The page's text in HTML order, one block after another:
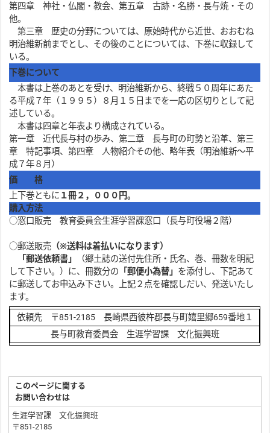
第四章 神社・仏閣・教会、第五章 古跡・名勝・長与焼・その
他。
第三章 歴史の分野については、原始時代から近世、おおむね
明治維新前までとし、その後のことについては、下巻に収録して
いる。
下巻について
本書は上巻のあとを受け、明治維新から、終戦５０周年にあた
る平成７年（１９９５）８月１５日までを一応の区切りとして記
述している。
本書は四章と年表より構成されている。
第一章 近代長与村の歩み、第二章 長与町の町勢と沿革、第三
章 特記事項、第四章 人物紹介その他、略年表（明治維新〜平
成７年８月）
価 格
上下巻ともに １冊２，０００円。
購入方法
○窓口販売 教育委員会生涯学習課窓口（長与町役場２階）
○郵送販売 （※送料は着払いになります）
「郵送依頼書」
（郷土誌の送付先住所・氏名、巻、冊数を明記
して下さい。）に、冊数分の 「郵便小為替」 を添付し、下記あて
に郵送してお申込み下さい。上記２点を確認しだい、発送いたし
ます。
依頼先 〒851-2185 長崎県西彼杵郡長与町嬉里郷659番地１
長与町教育委員会 生涯学習課 文化振興班
このページに関する
お問い合わせは
生涯学習課 文化振興班
〒851-2185